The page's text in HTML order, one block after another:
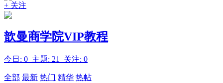
+ 关注
歆曼商学院VIP教程
今日: 0 主题: 21 关注: 0
全部 最新 热门 精华 热帖